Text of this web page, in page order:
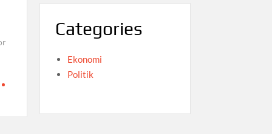
Categories
Ekonomi
Politik